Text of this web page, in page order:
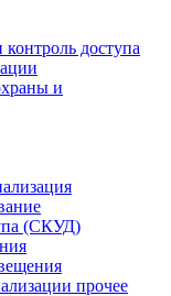
контроль доступа
и
(СКУД)
прочее